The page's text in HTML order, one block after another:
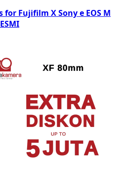
Fujifilm X Sony e EOS M